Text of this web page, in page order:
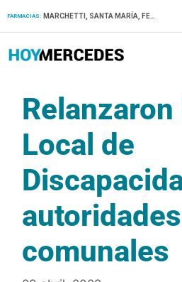
FARMACIAS:
Local de
autoridades
comunales